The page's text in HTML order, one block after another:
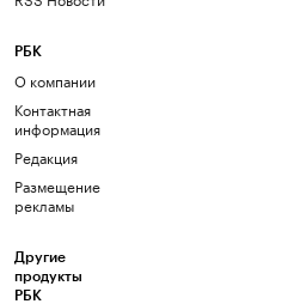
РБК
О компании
Контактная
информация
Редакция
Размещение
рекламы
Другие
продукты
РБК